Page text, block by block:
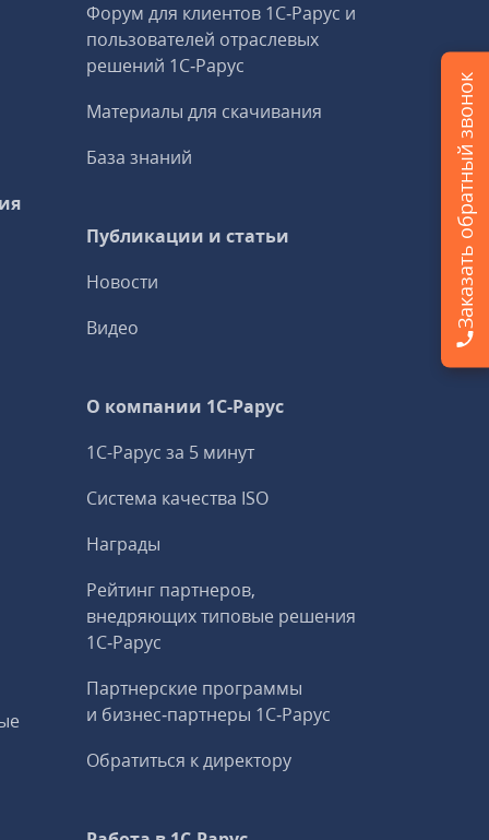
Форум для клиентов 1С‑Рарус и
пользователей отраслевых
решений 1С‑Рарус
Материалы для скачивания
База знаний
Публикации и статьи
Новости
Видео
О компании 1C-Рарус
1С-Рарус за 5 минут
Система качества ISO
Награды
Рейтинг партнеров,
внедряющих типовые решения
1С‑Рарус
Партнерские программы
и бизнес‑партнеры 1С‑Рарус
Обратиться к директору
Заказать обратный звонок